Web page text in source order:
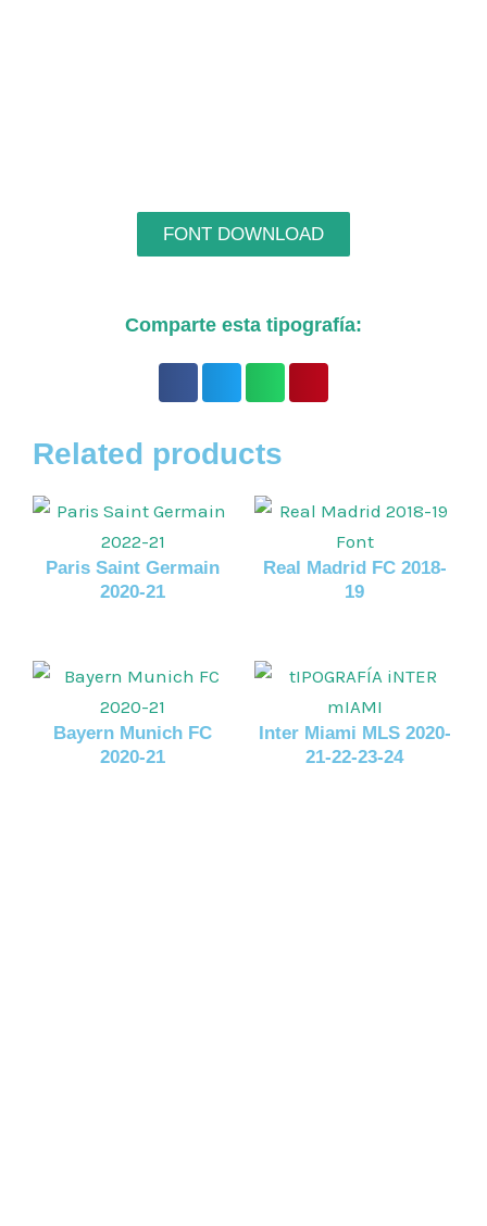
FONT DOWNLOAD
Comparte esta tipografía:
Related products
Paris Saint Germain
2020-21
Real Madrid FC 2018-
19
Bayern Munich FC
2020-21
Inter Miami MLS 2020-
21-22-23-24